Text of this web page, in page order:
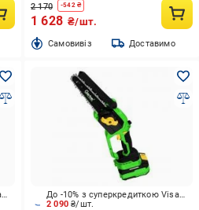
2 170 -542₴
1 628 ₴/шт.
Cамовивіз Доставимо
До -10% з суперкредиткою Visa Вигода
2 090₴/шт.
До -10% з суперкредиткою Visa Вигода